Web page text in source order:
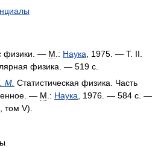
физики. — М .: Наука , 1975. — Т. II.
физика. — 519 с.
М. Статистическая физика. Часть
— М .: Наука , 1976. — 584 с. —
, том V).